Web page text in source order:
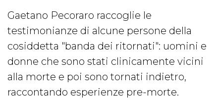
Gaetano Pecoraro raccoglie le
testimonianze di alcune persone della
cosiddetta "banda dei ritornati": uomini e
donne che sono stati clinicamente vicini
alla morte e poi sono tornati indietro,
raccontando esperienze pre-morte.